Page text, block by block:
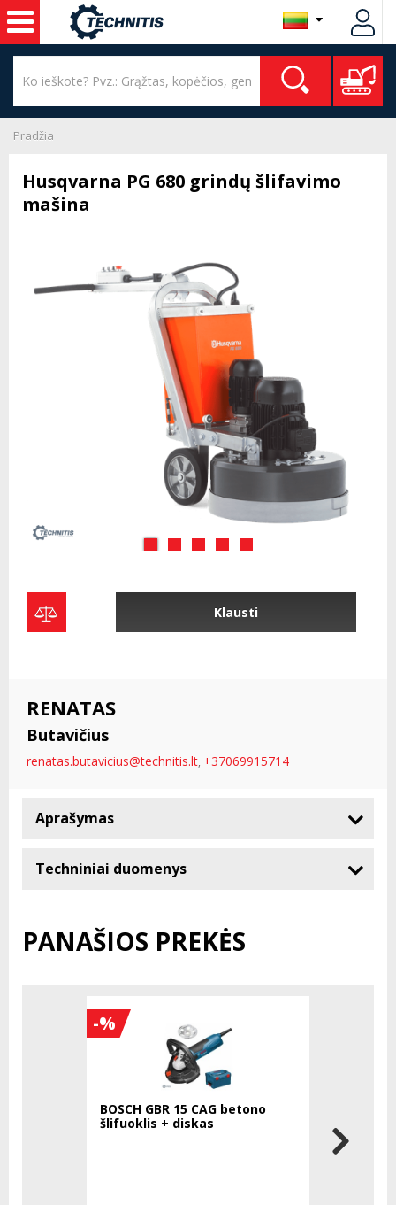
Pradžia
Husqvarna PG 680 grindų šlifavimo
mašina
Klausti
RENATAS
Butavičius
renatas.butavicius@technitis.lt, +37069915714
Aprašymas
Techniniai duomenys
PANAŠIOS PREKĖS
-%
BOSCH GBR 15 CAG betono
šlifuoklis + diskas